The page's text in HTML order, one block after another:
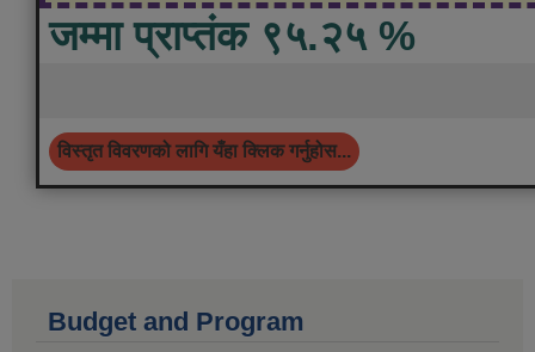
जम्मा प्राप्तंक ९५.२५ %
विस्तृत विवरणको लागि यँहा क्लिक गर्नुहोस...
Budget and Program